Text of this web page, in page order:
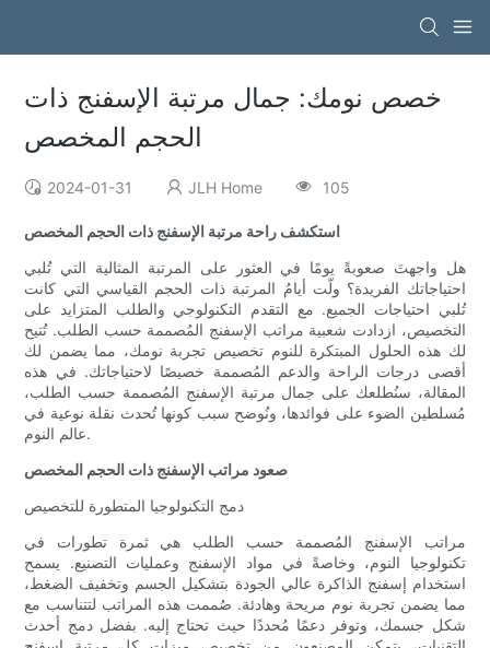
خصص نومك: جمال مرتبة الإسفنج ذات
الحجم المخصص
2024-01-31 JLH Home 105
استكشف راحة مرتبة الإسفنج ذات الحجم المخصص
هل واجهتَ صعوبةً يومًا في العثور على المرتبة المثالية التي تُلبي
احتياجاتك الفريدة؟ ولّت أيامُ المرتبة ذات الحجم القياسي التي كانت
تُلبي احتياجات الجميع. مع التقدم التكنولوجي والطلب المتزايد على
التخصيص، ازدادت شعبية مراتب الإسفنج المُصممة حسب الطلب. تُتيح
لك هذه الحلول المبتكرة للنوم تخصيص تجربة نومك، مما يضمن لك
أقصى درجات الراحة والدعم المُصممة خصيصًا لاحتياجاتك. في هذه
المقالة، سنُطلعك على جمال مرتبة الإسفنج المُصممة حسب الطلب،
مُسلطين الضوء على فوائدها، ونُوضح سبب كونها تُحدث نقلة نوعية في
عالم النوم.
صعود مراتب الإسفنج ذات الحجم المخصص
دمج التكنولوجيا المتطورة للتخصيص
مراتب الإسفنج المُصممة حسب الطلب هي ثمرة تطورات في
تكنولوجيا النوم، وخاصةً في مواد الإسفنج وعمليات التصنيع. يسمح
استخدام إسفنج الذاكرة عالي الجودة بتشكيل الجسم وتخفيف الضغط،
مما يضمن تجربة نوم مريحة وهادئة. صُممت هذه المراتب لتتناسب مع
شكل جسمك، وتوفر دعمًا مُحددًا حيث تحتاج إليه. بفضل دمج أحدث